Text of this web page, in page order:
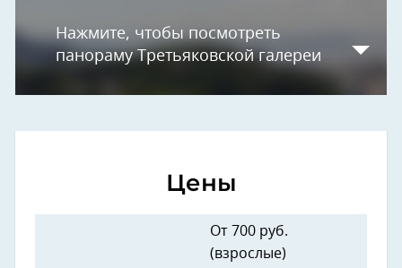
Нажмите, чтобы посмотреть
панораму Третьяковской галереи
Цены
От 700 руб.
(взрослые)